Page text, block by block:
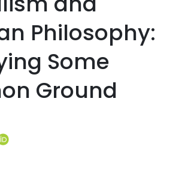
Philosophy:
Some
Ground